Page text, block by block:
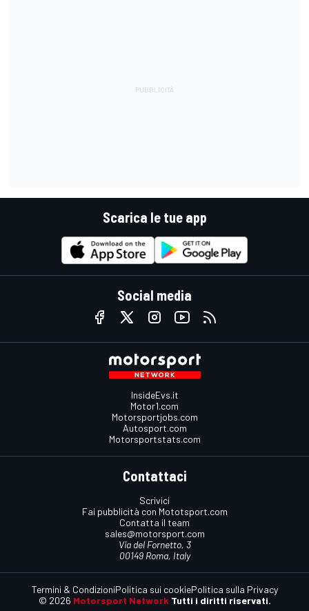
Scarica le tue app
Social media
InsideEvs.it
Motor1.com
Motorsportjobs.com
Autosport.com
Motorsportstats.com
Contattaci
Scrivici
Fai pubblicità con Mototsport.com
Contatta il team
sales@motorsport.com
Via del Fornetto, 3
00149 Roma, Italy
© 2026 Motorsport Network Tutti i diritti riservati.
Termini & CondizioniPolitica sui cookiePolitica sulla Privacy